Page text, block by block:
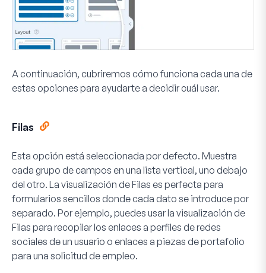
A continuación, cubriremos cómo funciona cada una de
estas opciones para ayudarte a decidir cuál usar.
Filas
Esta opción está seleccionada por defecto. Muestra
cada grupo de campos en una lista vertical, uno debajo
del otro. La visualización de Filas es perfecta para
formularios sencillos donde cada dato se introduce por
separado. Por ejemplo, puedes usar la visualización de
Filas para recopilar los enlaces a perfiles de redes
sociales de un usuario o enlaces a piezas de portafolio
para una solicitud de empleo.